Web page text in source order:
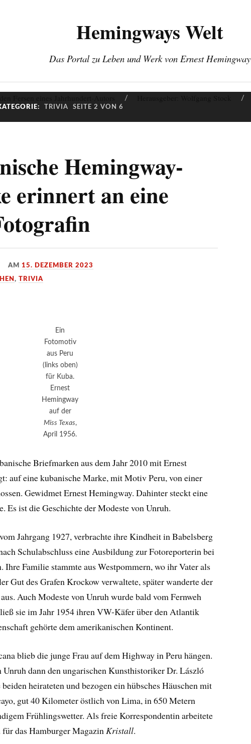
Hemingways Welt
Das Portal zu Leben und Werk von Ernest Hemingway
TRIVIA SEITE 2 VON 6
Hemingway-
erinnert an eine
AM15. DEZEMBER 2023
,TRIVIA
Ein
Fotomotiv
aus Peru
(links oben)
für Kuba.
Ernest
Hemingway
auf der
Miss Texas,
April 1956.
Briefmarken aus dem Jahr 2010 mit Ernest
auf eine kubanische Marke, mit Motiv Peru, von einer
Gewidmet Ernest Hemingway. Dahinter steckt eine
Es ist die Geschichte der Modeste von Unruh.
Jahrgang 1927, verbrachte ihre Kindheit in Babelsberg
Schulabschluss eine Ausbildung zur Fotoreporterin bei
Ihre Familie stammte aus Westpommern, wo ihr Vater als
Gut des Grafen Krockow verwaltete, später wanderte der
Auch Modeste von Unruh wurde bald vom Fernweh
sie im Jahr 1954 ihren VW-Käfer über den Atlantik
gehörte dem amerikanischen Kontinent.
blieb die junge Frau auf dem Highway in Peru hängen.
dann den ungarischen Kunsthistoriker Dr. László
heirateten und bezogen ein hübsches Häuschen mit
gut 40 Kilometer östlich von Lima, in 650 Metern
Frühlingswetter. Als freie Korrespondentin arbeitete
das Hamburger Magazin Kristall.